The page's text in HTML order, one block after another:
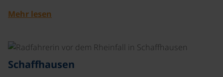
Mehr lesen
Schaffhausen